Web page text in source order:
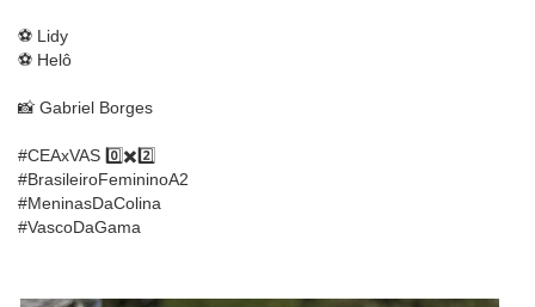
⚽️ Lidy
⚽️ Helô
📸 Gabriel Borges
#CEAxVAS 0️⃣✖️2️⃣
#BrasileiroFemininoA2
#MeninasDaColina
#VascoDaGama